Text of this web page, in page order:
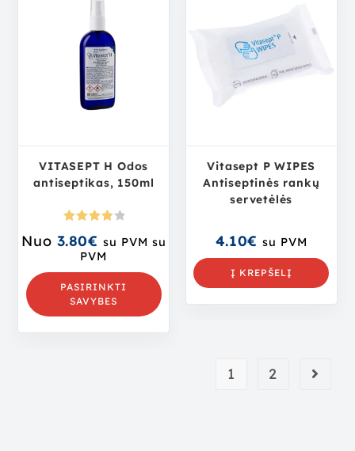
VITASEPT H Odos
antiseptikas, 150ml
mas:
Nuo 3.80€ su PVM su
PVM
PASIRINKTI
SAVYBES
Vitasept P WIPES
Antiseptinės rankų
servetėlės
4.10€ su PVM
Į KREPŠELĮ
1 2